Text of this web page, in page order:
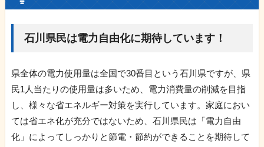
石川県民は電力自由化に期待しています！
県全体の電力使用量は全国で30番目という石川県ですが、県
民1人当たりの使用量は多いため、電力消費量の削減を目指
し、様々な省エネルギー対策を実行しています。家庭におい
ては省エネ化が充分ではないため、石川県民は「電力自由
化」によってしっかりと節電・節約ができることを期待して